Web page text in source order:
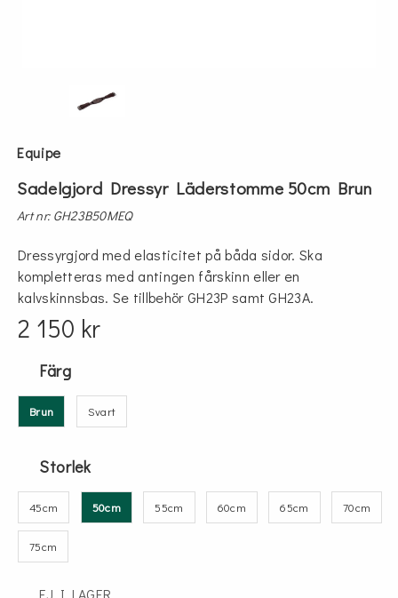
Equipe
Sadelgjord Dressyr Läderstomme 50cm Brun
Art nr: GH23B50MEQ
Dressyrgjord med elasticitet på båda sidor. Ska
kompletteras med antingen fårskinn eller en
kalvskinnsbas. Se tillbehör GH23P samt GH23A.
2 150 kr
Färg
Brun Svart
Storlek
45cm 50cm 55cm 60cm 65cm 70cm
75cm
EJ I LAGER